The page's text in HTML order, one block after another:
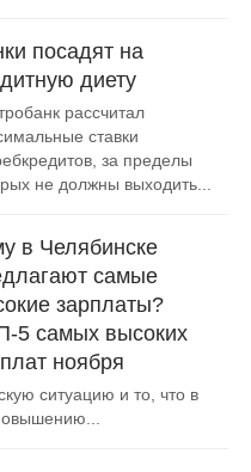
посадят на
диету
рассчитал
ставки
за пределы
не должны выходить...
в Челябинске
самые
зарплаты?
5 самых высоких
ноября
ситуацию и то, что в